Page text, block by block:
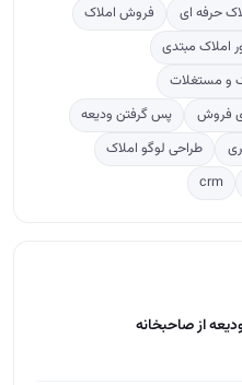
حرفه ای
فروش املاک
املاک مبتدی
و مستغلات
فروش
پس گرفتن ودیعه
طراحی لوگو املاک
crm
از صاحبخانه